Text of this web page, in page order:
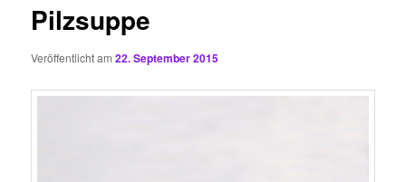
Pilzsuppe
Veröffentlicht am22. September 2015